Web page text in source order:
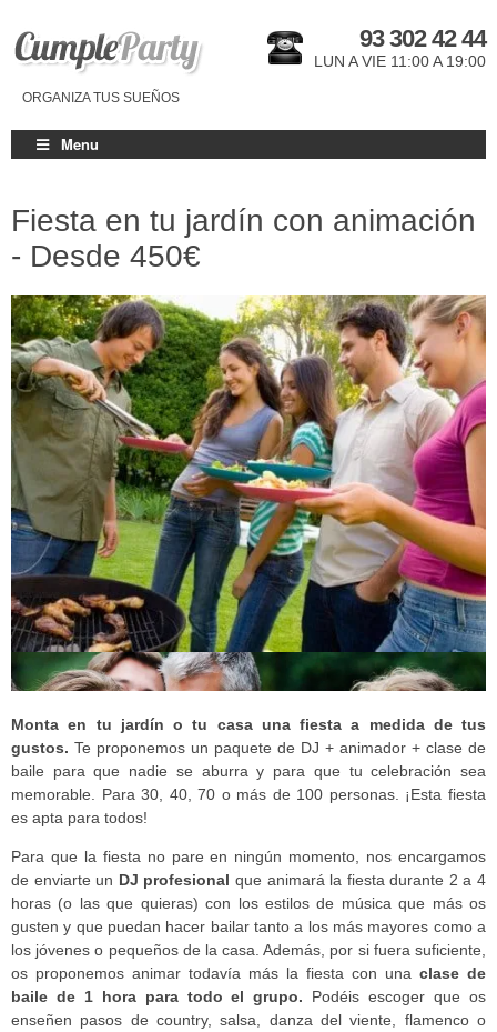
ORGANIZA TUS SUEÑOS
93 302 42 44
LUN A VIE 11:00 A 19:00
Menu
Fiesta en tu jardín con animación
- Desde 450€
Monta en tu jardín o tu casa una fiesta a medida de tus
gustos. Te proponemos un paquete de DJ + animador + clase de
baile para que nadie se aburra y para que tu celebración sea
memorable. Para 30, 40, 70 o más de 100 personas. ¡Esta fiesta
es apta para todos!
Para que la fiesta no pare en ningún momento, nos encargamos
de enviarte un DJ profesional que animará la fiesta durante 2 a 4
horas (o las que quieras) con los estilos de música que más os
gusten y que puedan hacer bailar tanto a los más mayores como a
los jóvenes o pequeños de la casa. Además, por si fuera suficiente,
os proponemos animar todavía más la fiesta con una clase de
baile de 1 hora para todo el grupo. Podéis escoger que os
enseñen pasos de country, salsa, danza del viente, flamenco o